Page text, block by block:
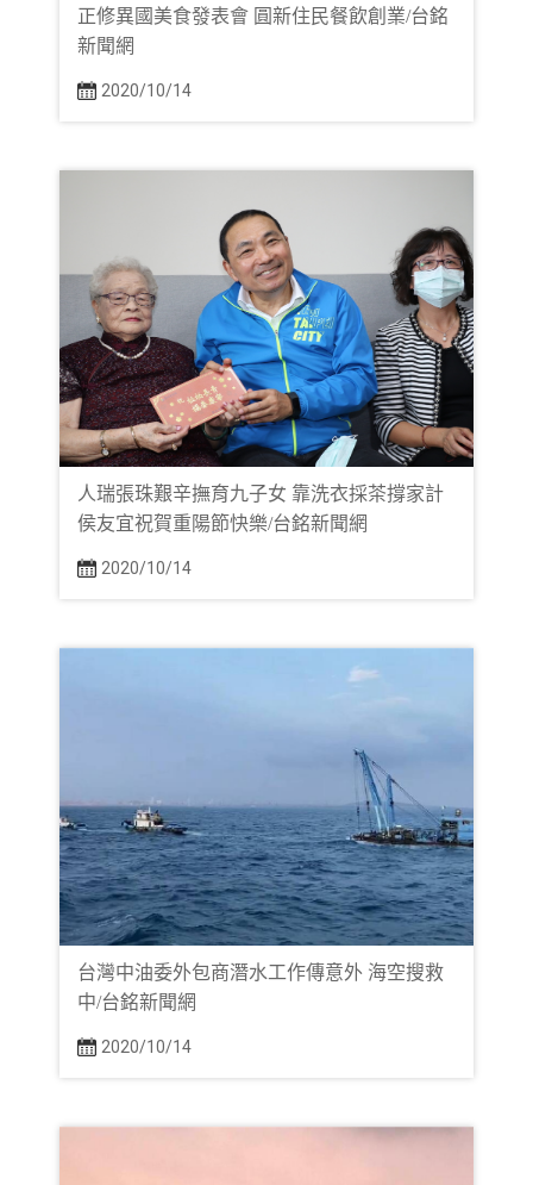
正修異國美食發表會 圓新住民餐飲創業/台銘
新聞網
2020/10/14
人瑞張珠艱辛撫育九子女 靠洗衣採茶撐家計
侯友宜祝賀重陽節快樂/台銘新聞網
2020/10/14
台灣中油委外包商潛水工作傳意外 海空搜救
中/台銘新聞網
2020/10/14